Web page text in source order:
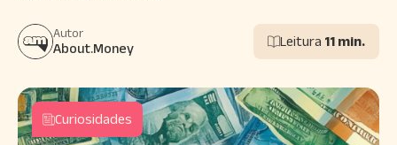
Autor
About.Money Leitura 11 min.
Curiosidades